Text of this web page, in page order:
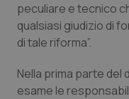
Lazio
Liguria
Lombardia
Diabete &
Disturbi
Dolore
peculiare e tecnico
qualsiasi giudizio di
di tale riforma”.
Nella prima parte
esame le